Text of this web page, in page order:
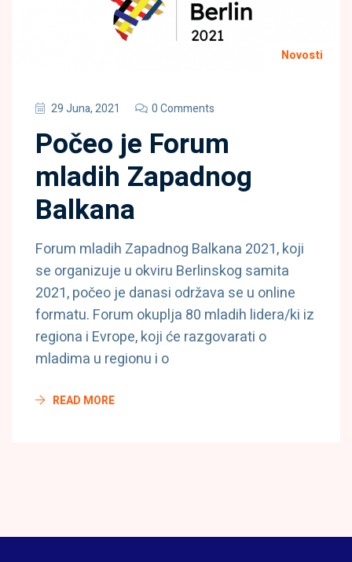
Novosti
29 Juna, 2021 0 Comments
Počeo je Forum
mladih Zapadnog
Balkana
Forum mladih Zapadnog Balkana 2021, koji
se organizuje u okviru Berlinskog samita
2021, počeo je danasi održava se u online
formatu. Forum okuplja 80 mladih lidera/ki iz
regiona i Evrope, koji će razgovarati o
mladima u regionu i o
READ MORE